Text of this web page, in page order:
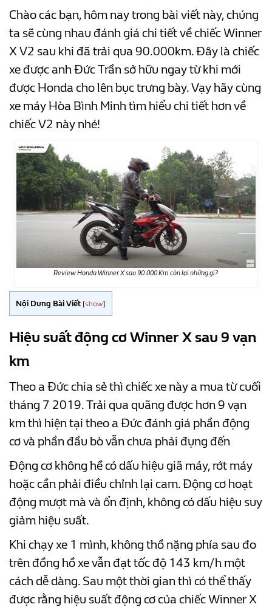
Chào các bạn, hôm nay trong bài viết này, chúng
ta sẽ cùng nhau đánh giá chi tiết về chiếc Winner
X V2 sau khi đã trải qua 90.000km. Đây là chiếc
xe được anh Đức Trần sở hữu ngay từ khi mới
được Honda cho lên bục trưng bày. Vạy hãy cùng
xe máy Hòa Bình Minh tìm hiểu chi tiết hơn về
chiếc V2 này nhé!
Review Honda Winner X sau 90.000 Km còn lại những gì?
Nội Dung Bài Viết [show]
Hiệu suất động cơ Winner X sau 9 vạn
km
Theo a Đức chia sẻ thì chiếc xe này a mua từ cuối
tháng 7 2019. Trải qua quãng được hơn 9 vạn
km thì hiện tại theo a Đức đánh giá phần động
cơ và phần đầu bò vẫn chưa phải đụng đến
Động cơ không hề có dấu hiệu giã máy, rớt máy
hoặc cần phải điều chỉnh lại cam. Động cơ hoạt
động mượt mà và ổn định, không có dấu hiệu suy
giảm hiệu suất.
Khi chạy xe 1 mình, không thồ nặng phía sau đo
trên đồng hồ xe vẫn đạt tốc độ 143 km/h một
cách dễ dàng. Sau một thời gian thì có thể thấy
được rằng hiệu suất động cơ của chiếc Winner X